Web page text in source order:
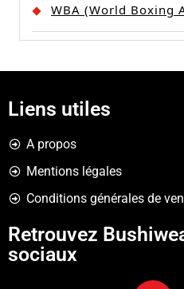
WBA (World Boxing
Liens utiles
A propos
Mentions légales
Conditions générales de
Retrouvez
sociaux